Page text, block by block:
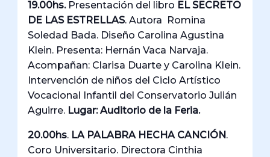
19.00hs.Presentación del libro EL SECRETO
DE LAS ESTRELLAS. Autora Romina
Soledad Bada. Diseño Carolina Agustina
Klein. Presenta: Hernán Vaca Narvaja.
Acompañan: Clarisa Duarte y Carolina Klein.
Intervención de niños del Ciclo Artístico
Vocacional Infantil del Conservatorio Julián
Aguirre. Lugar: Auditorio de la Feria.
20.00hs. LA PALABRA HECHA CANCIÓN.
Coro Universitario. Directora Cinthia